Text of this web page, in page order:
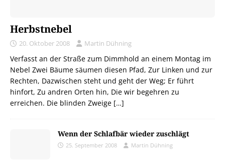
Herbstnebel
20. Oktober 2008 Martin Dühning
Verfasst an der Straße zum Dimmhold an einem Montag im
Nebel Zwei Bäume säumen diesen Pfad, Zur Linken und zur
Rechten, Dazwischen steht und geht der Weg; Er führt
hinfort, Zu andren Orten hin, Die wir begehren zu
erreichen. Die blinden Zweige […]
Wenn der Schlafbär wieder zuschlägt
25. September 2008 Martin Dühning